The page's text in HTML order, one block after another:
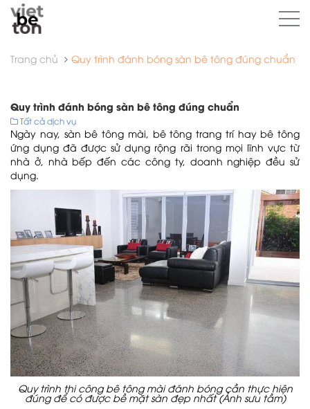
Trang chủ Quy trình đánh bóng sàn bê tông đúng chuẩn
Quy trình đánh bóng sàn bê tông đúng chuẩn
Tất cả dịch vụ
Ngày nay, sàn bê tông mài, bê tông trang trí hay bê tông
ứng dụng đã được sử dụng rộng rãi trong mọi lĩnh vực từ
nhà ở, nhà bếp đến các công ty, doanh nghiệp đều sử
dụng.
Quy trình thi công bê tông mài đánh bóng cần thực hiện
đúng để có được bề mặt sàn đẹp nhất (Ảnh sưu tầm)